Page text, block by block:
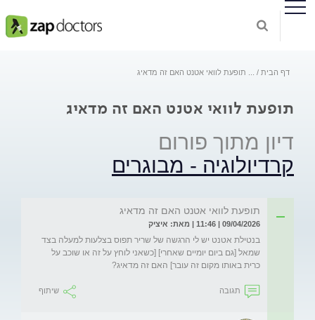
דף הבית תופעת לוואי אטנט האם זה מדאיג
תופעת לוואי אטנט האם זה מדאיג
דיון מתוך פורום
קרדיולוגיה - מבוגרים
תופעת לוואי אטנט האם זה מדאיג
09/04/2026 | 11:46 | מאת: איציק
בנטילת אטנט יש לי הרגשה של שריר תפוס בצלעות למעלה בצד
שמאל [גם ביום יומיים שאחרי] [כשאני לוחץ על זה או שוכב על
כרית באותו מקום זה עובר] האם זה מדאיג?
תגובה שיתוף